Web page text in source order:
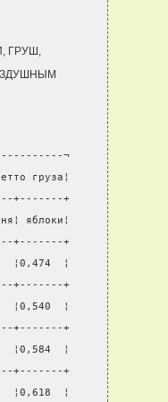
ГРУШ,
¬
груза¦
+-------+
яблоки¦
+-------+
¦0,474  ¦
+-------+
¦0,540  ¦
+-------+
¦0,584  ¦
+-------+
¦0,618  ¦